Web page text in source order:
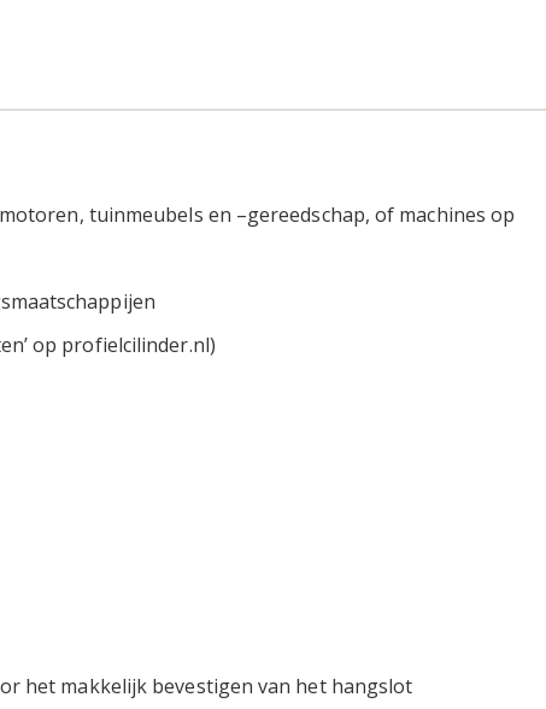
tuinmeubels en –gereedschap, of machines op
op profielcilinder.nl)
het makkelijk bevestigen van het hangslot